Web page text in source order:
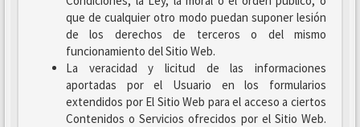
que de cualquier otro modo puedan suponer lesión
de los derechos de terceros o del mismo
funcionamiento del Sitio Web.
La veracidad y licitud de las informaciones
aportadas por el Usuario en los formularios
extendidos por El Sitio Web para el acceso a ciertos
Contenidos o Servicios ofrecidos por el Sitio Web.